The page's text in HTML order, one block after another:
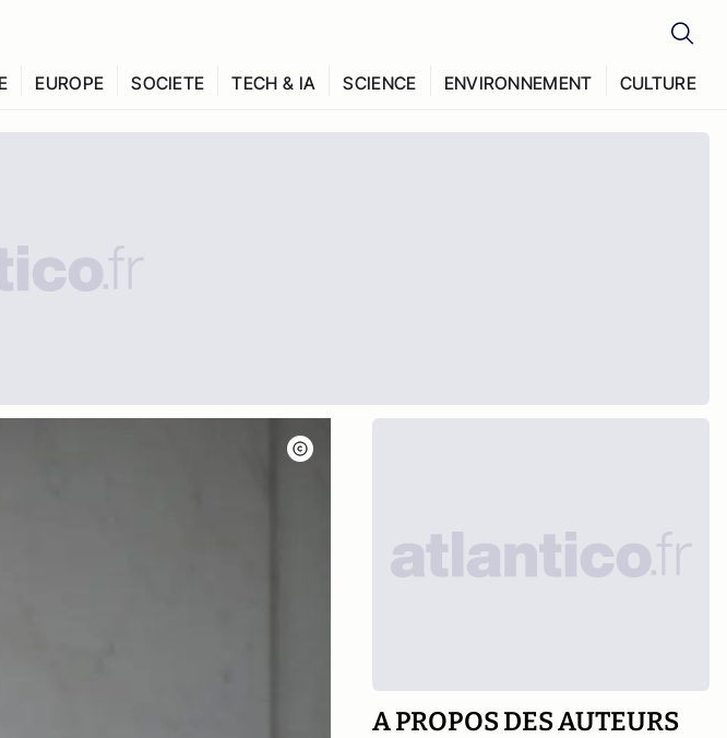
EUROPE SOCIETE TECH & IA SCIENCE ENVIRONNEMENT CULTURE
A PROPOS DES AUTEURS